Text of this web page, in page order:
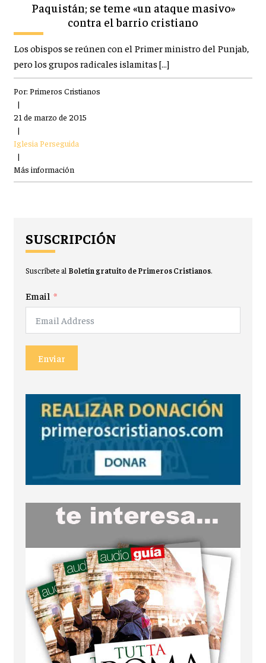
Paquistán; se teme «un ataque masivo»
contra el barrio cristiano
Los obispos se reúnen con el Primer ministro del Punjab,
pero los grupos radicales islamitas […]
Por: Primeros Cristianos
|
21 de marzo de 2015
|
Iglesia Perseguida
|
Más información
SUSCRIPCIÓN
Suscríbete al Boletín gratuito de Primeros Cristianos.
Email
Enviar